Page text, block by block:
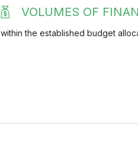
VOLUMES OF
within the established budget